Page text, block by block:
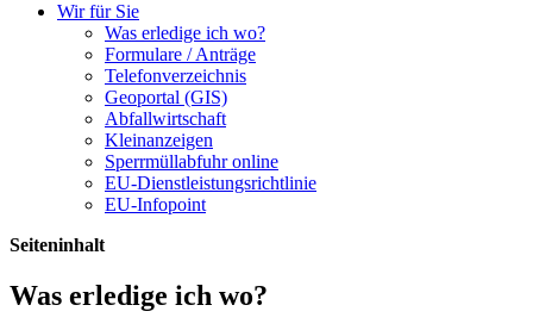
Wir für Sie
Was erledige ich wo?
Formulare / Anträge
Telefonverzeichnis
Geoportal (GIS)
Abfallwirtschaft
Kleinanzeigen
Sperrmüllabfuhr online
EU-Dienstleistungsrichtlinie
EU-Infopoint
Seiteninhalt
Was erledige ich wo?